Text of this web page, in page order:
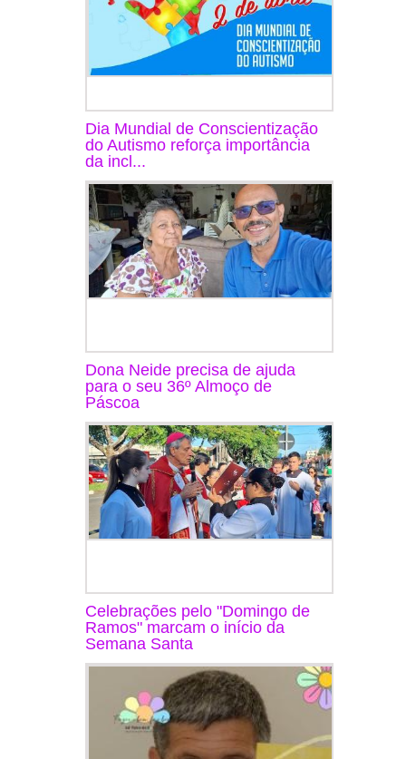
Dia Mundial de Conscientização
do Autismo reforça importância
da incl...
Dona Neide precisa de ajuda
para o seu 36º Almoço de
Páscoa
Celebrações pelo "Domingo de
Ramos" marcam o início da
Semana Santa